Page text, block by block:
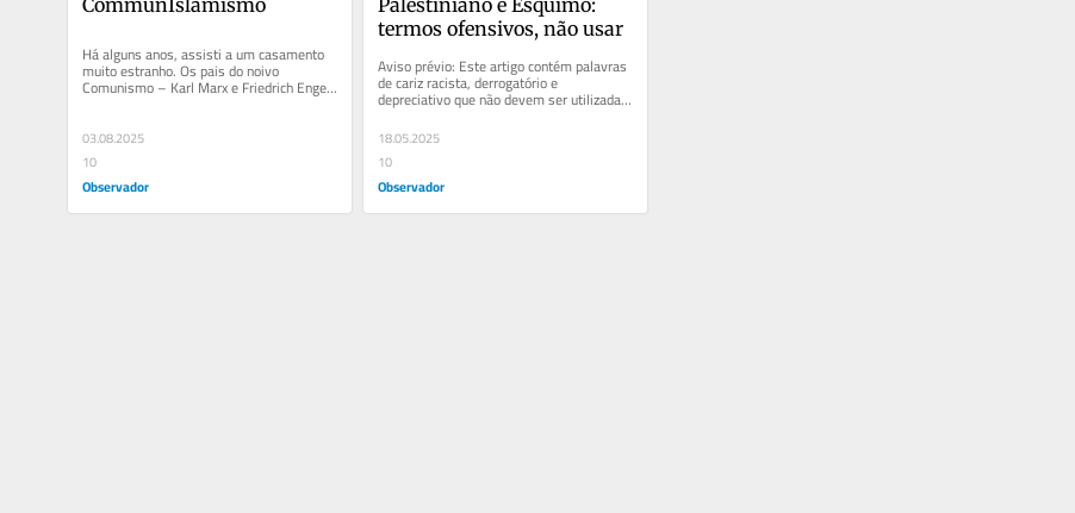
Há alguns anos, assisti a um casamento
muito estranho. Os pais do noivo
Comunismo – Karl Marx e Friedrich Engels
03.08.2025
10
Observador
termos ofensivos, não usar
Aviso prévio: Este artigo contém palavras
de cariz racista, derrogatório e
depreciativo que não devem ser utilizadas
ou ensinadas, mas evitadas...
18.05.2025
10
Observador